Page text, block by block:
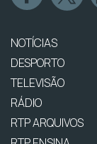
NOTÍCIAS
DESPORTO
TELEVISÃO
RÁDIO
RTP ARQUIVOS